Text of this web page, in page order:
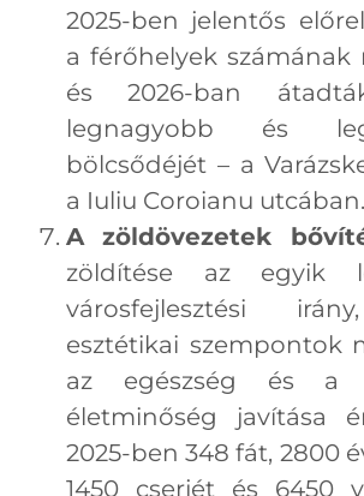
2025-ben jelentős
a férőhelyek számának
és 2026-ban
legnagyobb és
bölcsődéjét – a
a Iuliu Coroianu utcában.
A zöldövezetek
zöldítése az egyik
városfejlesztési
esztétikai szempontok
az egészség és a
életminőség javítása
2025-ben 348 fát, 2800
1450 cserjét és 6450